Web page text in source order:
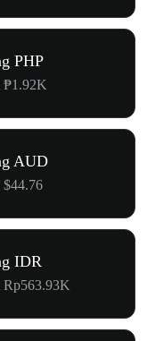
PHP
₱1.92K
AUD
IDR